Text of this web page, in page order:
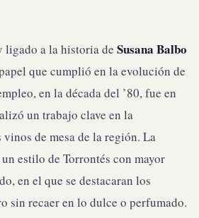
ligado a la historia de Susana Balbo
que cumplió en la evolución de
en la década del ’80, fue en
un trabajo clave en la
de mesa de la región. La
estilo de Torrontés con mayor
en el que se destacaran los
sin recaer en lo dulce o perfumado.